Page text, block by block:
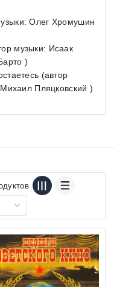
Олег Хромушин
музыки: Исаак
)
(автор
Пляцковский )